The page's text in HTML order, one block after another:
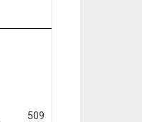
509